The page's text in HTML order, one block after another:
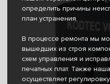
определить причины
план устранения.
В процессе ремонта мы
вышедших из строя
схем управления и
печатных плат. Также
осуществляет